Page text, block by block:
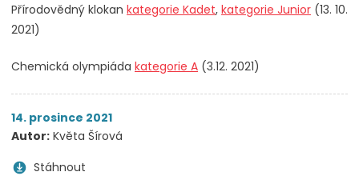
Přírodovědný klokan kategorie Kadet, kategorie Junior (13. 10.
2021)
Chemická olympiáda kategorie A (3.12. 2021)
14. prosince 2021
Autor: Květa Šírová
Stáhnout